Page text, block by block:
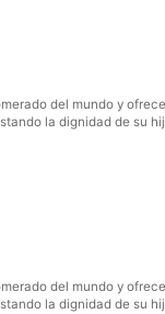
del mundo y
la dignidad de su
del mundo y
la dignidad de su